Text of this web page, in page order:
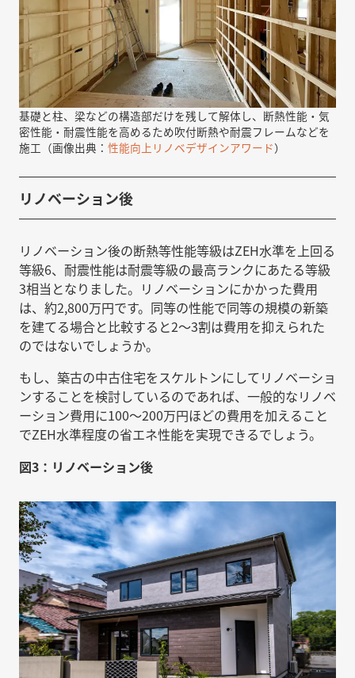
基礎と柱、梁などの構造部だけを残して解体し、断熱性能・気
密性能・耐震性能を高めるため吹付断熱や耐震フレームなどを
施工（画像出典： 性能向上リノベデザインアワード）
リノベーション後
リノベーション後の断熱等性能等級はZEH水準を上回る
等級6、耐震性能は耐震等級の最高ランクにあたる等級
3相当となりました。リノベーションにかかった費用
は、約2,800万円です。同等の性能で同等の規模の新築
を建てる場合と比較すると2〜3割は費用を抑えられた
のではないでしょうか。
もし、築古の中古住宅をスケルトンにしてリノベーショ
ンすることを検討しているのであれば、一般的なリノベ
ーション費用に100〜200万円ほどの費用を加えること
でZEH水準程度の省エネ性能を実現できるでしょう。
図3：リノベーション後